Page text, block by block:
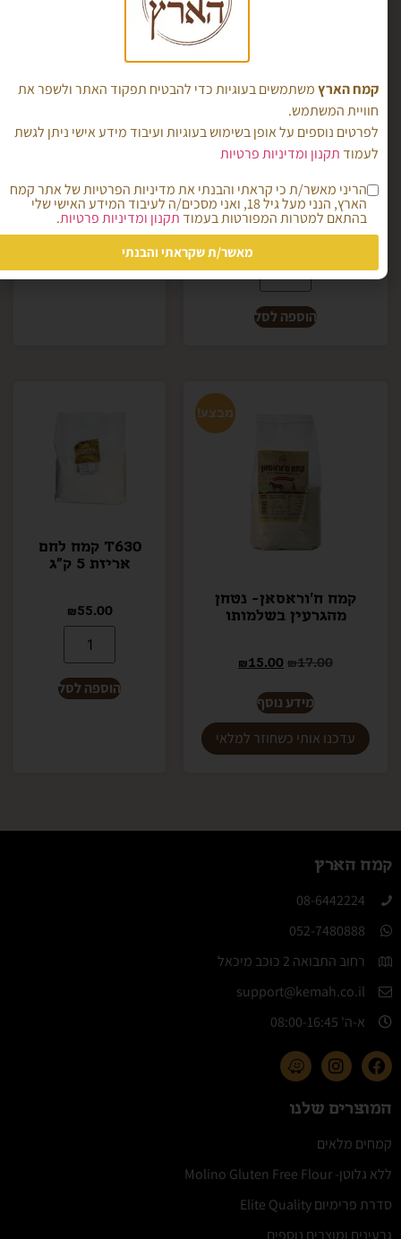
מהגרעין בשלמותו
₪19.00
הוספה לסל
קמח אמר- נטחן
מהגרעין
₪19.00
מבצע!
קמח ח'וראסאן- נטחן
מהגרעין בשלמותו
₪17.00
₪15.00
מידע נוסף
T630 קמח לחם
אריזת 5 ק"ג
₪55.00
הוספה לסל
קמח הארץ
08-6442224​
052-7480888
רחוב התבואה 2 כוכב מיכאל
support@kemah.co.il
א-ה' 08:00-16:45​
המוצרים שלנו
קמחים מלאים
ללא גלוטן- Molino Gluten Free Flour
סדרת פרימיום Elite Quality
גרעינים ומוצרים נוספים
קמח הארץמשתמשים בעוגיות כדי להבטיח תפקוד האתר ולשפר את
חוויית המשתמש.
לפרטים נוספים על אופן בשימוש בעוגיות ועיבוד מידע אישי ניתן לגשת
לעמודתקנון ומדיניות פרטיות
הריני מאשר/ת כי קראתי והבנתי את מדיניות הפרטיות של אתר קמח
הארץ, הנני מעל גיל 18, ואני מסכים/ה לעיבוד המידע האישי שלי
בהתאם למטרות המפורטות בעמודתקנון ומדיניות פרטיות.
מאשר/ת שקראתי והבנתי